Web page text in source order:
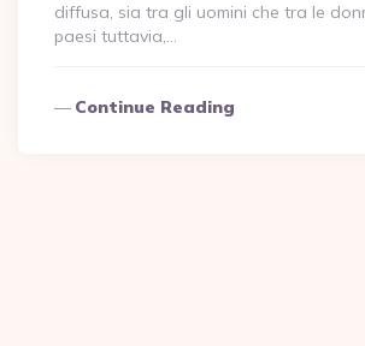
diffusa, sia tra gli uomini che tra le
paesi tuttavia,…
Continue Reading